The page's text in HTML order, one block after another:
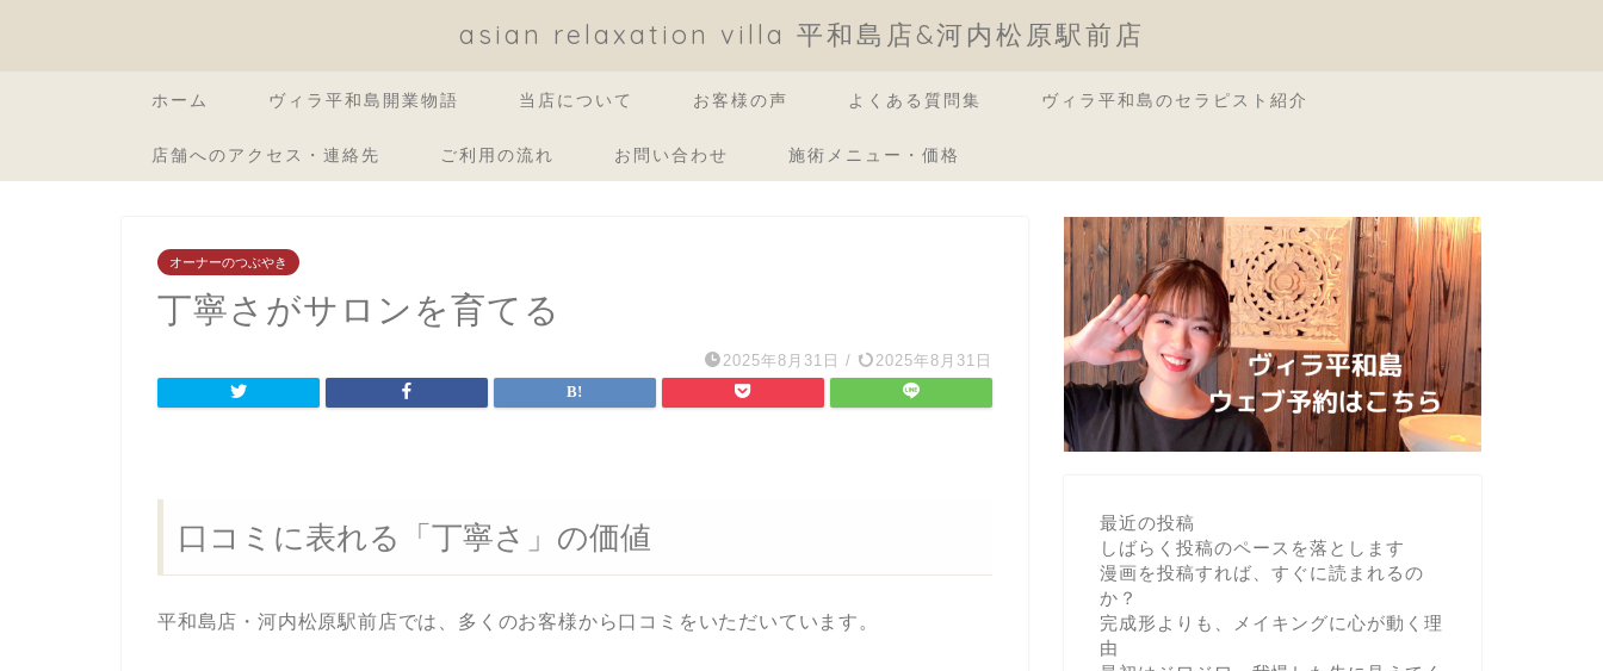
asian relaxation villa 平和島店&河内松原駅前店
ホーム ヴィラ平和島開業物語 当店について お客様の声 よくある質問集 ヴィラ平和島のセラピスト紹介
店舗へのアクセス・連絡先 ご利用の流れ お問い合わせ 施術メニュー・価格
オーナーのつぶやき
丁寧さがサロンを育てる
2025年8月31日 / 2025年8月31日
口コミに表れる「丁寧さ」の価値
平和島店・河内松原駅前店では、多くのお客様から口コミをいただいています。
最近の投稿
しばらく投稿のペースを落とします
漫画を投稿すれば、すぐに読まれるの
か？
完成形よりも、メイキングに心が動く理
由